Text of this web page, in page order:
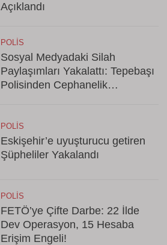
Açıklandı
POLIS
Sosyal Medyadaki Silah
Paylaşımları Yakalattı: Tepebaşı
Polisinden Cephanelik
POLIS
Eskişehir’e uyuşturucu getiren
Şüpheliler Yakalandı
POLIS
FETÖ’ye Çifte Darbe: 22 İlde
Dev Operasyon, 15 Hesaba
Erişim Engeli!